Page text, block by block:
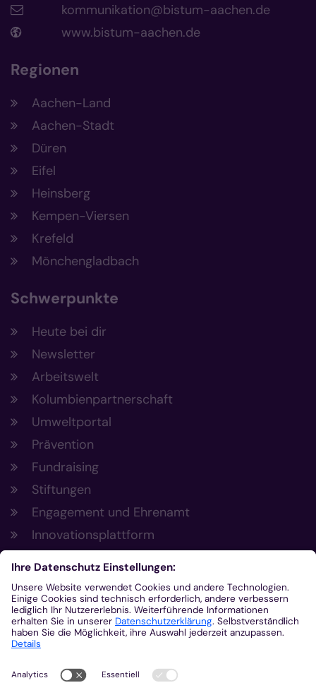
kommunikation@bistum-aachen.de
www.bistum-aachen.de
Regionen
Aachen-Land
Aachen-Stadt
Düren
Eifel
Heinsberg
Kempen-Viersen
Krefeld
Mönchengladbach
Schwerpunkte
Heute bei dir
Newsletter
Arbeitswelt
Kolumbienpartnerschaft
Umweltportal
Prävention
Fundraising
Stiftungen
Engagement und Ehrenamt
Innovationsplattform
Aus der Plattform
Nachrichten
Veranstaltungen
Gottesdienste
Stellenangebote